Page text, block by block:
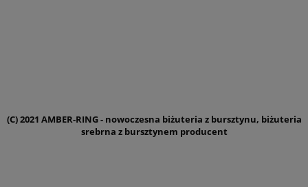
(C) 2021 AMBER-RING - nowoczesna biżuteria z bursztynu, biżuteria
srebrna z bursztynem producent